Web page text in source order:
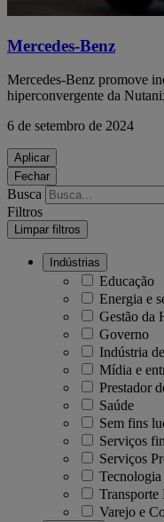
Mercedes-Benz
Mercedes-Benz promove
hiperconvergente da
6 de setembro de 2024
Aplicar
Fechar
Busca
Filtros
Limpar filtros
Indústrias
Educação
Energia e
Gestão da
Governo
Indústria
Mídia e
Prestador
Saúde
Sem fins
Serviços
Serviços
Tecnologia
Transporte
Varejo e